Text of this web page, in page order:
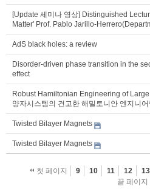
[Update 세미나 영상] Distinguished
Matter' Prof. Pablo Jarillo-
AdS black holes: a review
Disorder-driven phase transition in the
effect
Robust Hamiltonian Engineering of
양자시스템의 견고한 해밀토니안 엔지니
Twisted Bilayer Magnets
Twisted Bilayer Magnets
첫 페이지 9 10 11 12 13
끝 페이지